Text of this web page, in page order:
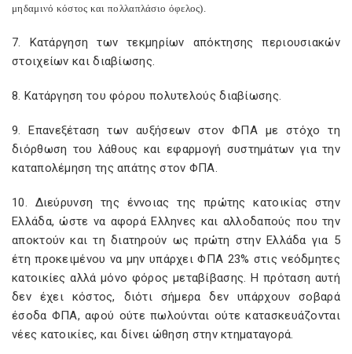
μηδαμινό κόστος και πολλαπλάσιο όφελος).
7. Κατάργηση των τεκμηρίων απόκτησης περιουσιακών
στοιχείων και διαβίωσης.
8. Κατάργηση του φόρου πολυτελούς διαβίωσης.
9. Επανεξέταση των αυξήσεων στον ΦΠΑ με στόχο τη
διόρθωση του λάθους και εφαρμογή συστημάτων για την
καταπολέμηση της απάτης στον ΦΠΑ.
10. Διεύρυνση της έννοιας της πρώτης κατοικίας στην
Ελλάδα, ώστε να αφορά Ελληνες και αλλοδαπούς που την
αποκτούν και τη διατηρούν ως πρώτη στην Ελλάδα για 5
έτη προκειμένου να μην υπάρχει ΦΠΑ 23% στις νεόδμητες
κατοικίες αλλά μόνο φόρος μεταβίβασης. Η πρόταση αυτή
δεν έχει κόστος, διότι σήμερα δεν υπάρχουν σοβαρά
έσοδα ΦΠΑ, αφού ούτε πωλούνται ούτε κατασκευάζονται
νέες κατοικίες, και δίνει ώθηση στην κτηματαγορά.